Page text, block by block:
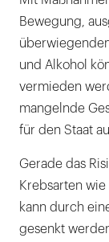
Bewegung,
und Alkohol
vermieden
mangelnde
für den Staat
Gerade das
Krebsarten
kann durch
gesenkt